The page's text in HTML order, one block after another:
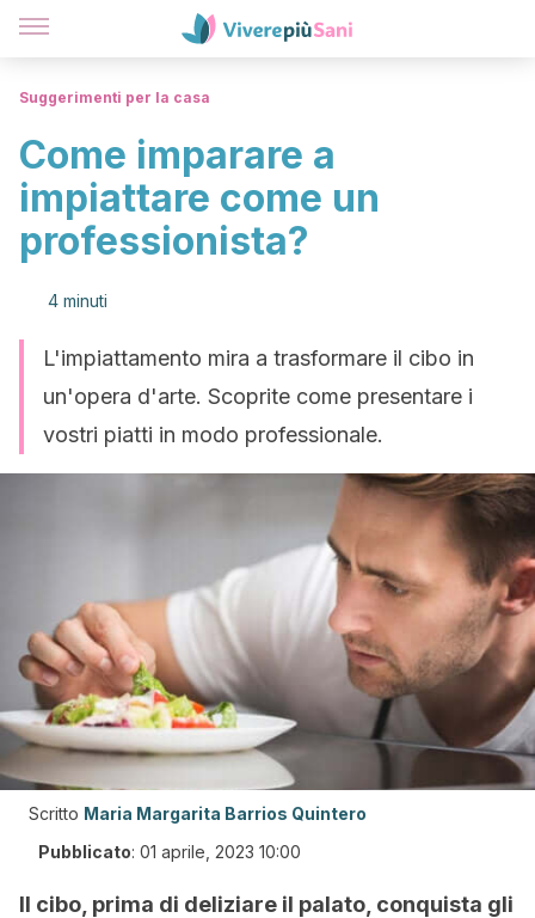
Suggerimenti per la casa
Come imparare a
impiattare come un
professionista?
4 minuti
L'impiattamento mira a trasformare il cibo in
un'opera d'arte. Scoprite come presentare i
vostri piatti in modo professionale.
Scritto Maria Margarita Barrios Quintero
Pubblicato: 01 aprile, 2023 10:00
Il cibo, prima di deliziare il palato, conquista gli